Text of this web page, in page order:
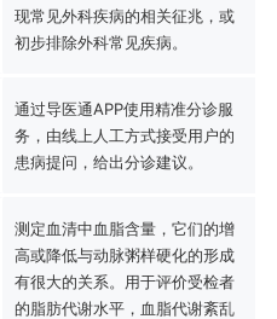
现常见外科疾病的相关征兆，或
初步排除外科常见疾病。
通过导医通APP使用精准分诊服
务，由线上人工方式接受用户的
患病提问，给出分诊建议。
测定血清中血脂含量，它们的增
高或降低与动脉粥样硬化的形成
有很大的关系。用于评价受检者
的脂肪代谢水平，血脂代谢紊乱